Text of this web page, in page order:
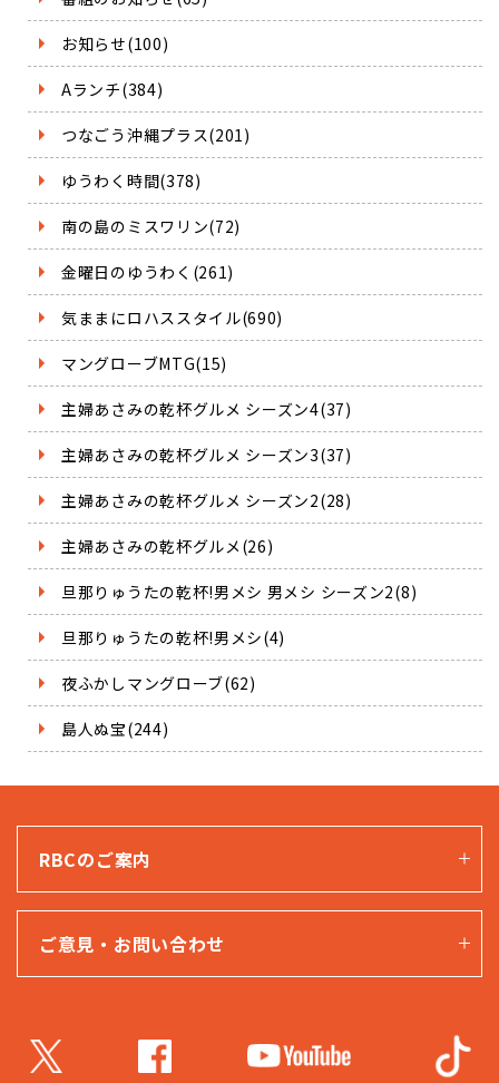
お知らせ(100)
Aランチ(384)
つなごう沖縄プラス(201)
ゆうわく時間(378)
南の島のミスワリン(72)
金曜日のゆうわく(261)
気ままにロハススタイル(690)
マングローブMTG(15)
主婦あさみの乾杯グルメ シーズン4(37)
主婦あさみの乾杯グルメ シーズン3(37)
主婦あさみの乾杯グルメ シーズン2(28)
主婦あさみの乾杯グルメ(26)
旦那りゅうたの乾杯!男メシ 男メシ シーズン2(8)
旦那りゅうたの乾杯!男メシ(4)
夜ふかしマングローブ(62)
島人ぬ宝(244)
RBCのご案内
ご意見・お問い合わせ